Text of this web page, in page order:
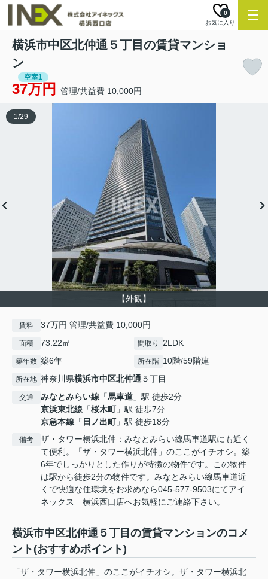
お気に入り
0
横浜市中区北仲通５丁目の賃貸マンショ
ン
空室1
37万円 管理/共益費 10,000円
【外観】
1/29
賃料 37万円 管理/共益費 10,000円
面積 73.22㎡ 間取り 2LDK
築年数 築6年 所在階 10階/59階建
所在地 神奈川県横浜市中区北仲通５丁目
交通 みなとみらい線 「馬車道 」駅 徒歩2分
京浜東北線 「桜木町」駅 徒歩7分
京急本線 「 日ノ出町」駅 徒歩18分
備考
ザ・タワー横浜北仲：みなとみらい線馬車道駅にも近く
て便利。「ザ・タワー横浜北仲」のここがイチオシ。築
6年でしっかりとした作りが特徴の物件です。この物件
は駅から徒歩2分の物件です。みなとみらい線馬車道近
くで快適な住環境をお求めなら045-577-9503にてアイ
ネックス 横浜西口店へお気軽にご連絡下さい。
横浜市中区北仲通５丁目の賃貸マンションのコメ
ント(おすすめポイント)
「ザ・タワー横浜北仲」のここがイチオシ。ザ・タワー横浜北